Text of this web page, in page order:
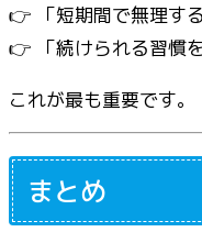
👉 「短期間で無理す
👉 「続けられる習慣
これが最も重要です。
まとめ